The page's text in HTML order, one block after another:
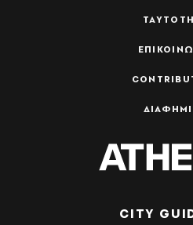
CITY